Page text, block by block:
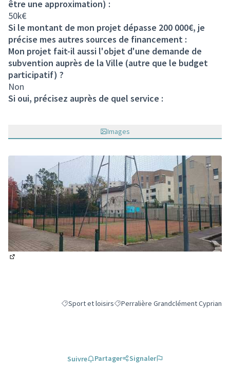
être une approximation) :
50k€
Si le montant de mon projet dépasse 200 000€, je
précise mes autres sources de financement :
Mon projet fait-il aussi l'objet d'une demande de
subvention auprès de la Ville (autre que le budget
participatif) ?
Non
Si oui, précisez auprès de quel service :
Images
Filtrer les résultats de la catégorie : Sport et loisirs
Sport et loisirsFiltrer les résultats pour le secteur :
Perralière Grandclément Cyprian
Suivre Partager Signaler